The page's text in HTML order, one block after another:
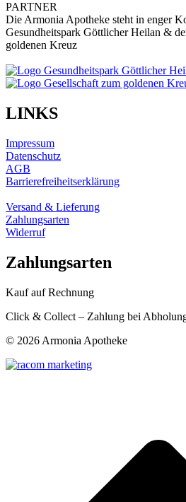
PARTNER
Die Armonia Apotheke steht in enger
Gesundheitspark Göttlicher Heilan &
goldenen Kreuz
LINKS
Impressum
Datenschutz
AGB
Barrierefreiheitserklärung
Versand & Lieferung
Zahlungsarten
Widerruf
Zahlungsarten
Kauf auf Rechnung
Click & Collect – Zahlung bei
© 2026 Armonia Apotheke